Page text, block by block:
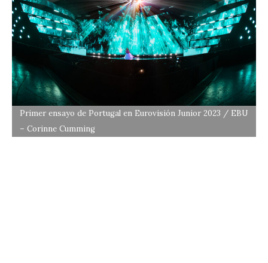
Primer ensayo de Portugal en Eurovisión Junior 2023 / EBU
– Corinne Cumming